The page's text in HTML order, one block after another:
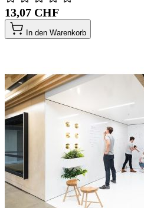
13,07 CHF
In den Warenkorb